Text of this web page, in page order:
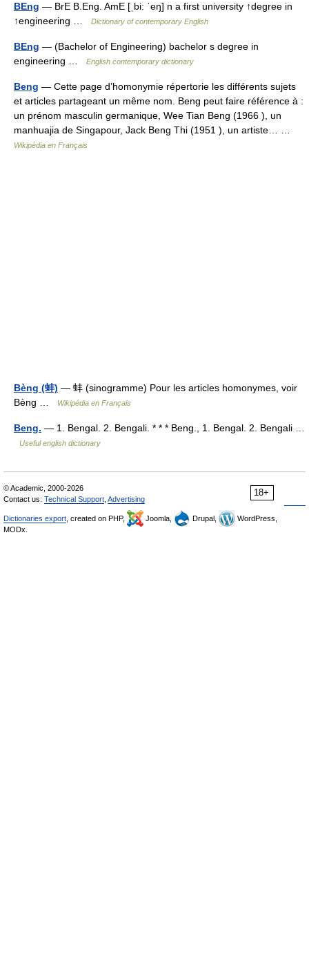
BEng — BrE B.Eng. AmE [ˌbi: ˈeŋ] n a first university ↑degree in
↑engineering …
Dictionary of contemporary English
BEng — (Bachelor of Engineering) bachelor s degree in
engineering …
English contemporary dictionary
Beng — Cette page d’homonymie répertorie les différents sujets
et articles partageant un même nom. Beng peut faire référence à :
un prénom masculin germanique, Wee Tian Beng (1966 ), un
manhuajia de Singapour, Jack Beng Thi (1951 ), un artiste… …
Wikipédia en Français
Bèng (蚌) — 蚌 (sinogramme) Pour les articles homonymes, voir
Bèng …
Wikipédia en Français
Beng. — 1. Bengal. 2. Bengali. * * * Beng., 1. Bengal. 2. Bengali …
Useful english dictionary
18+
© Academic, 2000-2026
Contact us: Technical Support Advertising
Dictionaries export , created on PHP, Joomla, Drupal,
WordPress,
MODx.